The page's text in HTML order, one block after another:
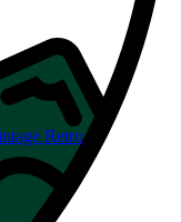
Retro